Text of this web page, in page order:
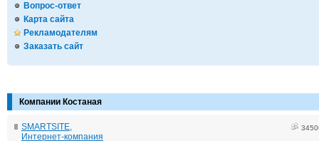
Вопрос-ответ
Карта сайта
Рекламодателям
Заказать сайт
Компании Костаная
SMARTSITE,
Интернет-компания